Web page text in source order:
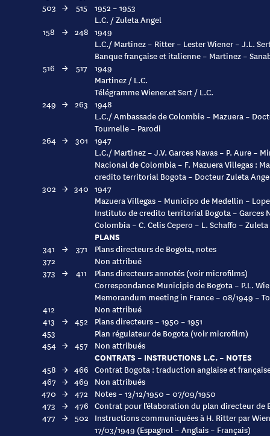
503 → 515
1952 – 1953
L.C. / Zuleta Angel
158
→ 248 1949
L.C./ Martinez – Ritter – Lester Wiener – J.L.
Banque française et italienne – Martinez –
516
→ 517
1949
Martinez / L.C.
Télégramme Wiener.et Sert / L.C.
249 → 263 1948
L.C./ Ambassade de Colombie – Mazuera –
Tournelle – Parodi
264 → 301 1947
L.C./ Martinez – J.V. Garces Navas – P. Aure –
Nacional de Colombia – F. Mazuera Villegas :
credito territorial Bogota – Docteur Zuleta
302 → 340 1947
Mazuera Villegas – Municipo de Medellin –
Instituto de credito territorial Bogota – Garces
Colombia – C. Celis Cepero – L. Schaffo –
PLANS
341 → 371
Plans directeurs de Bogota, notes
372
Non attribué
373 → 411
Plans directeurs annotés (voir microfilms)
Correspondance Municipio de Bogota – P.L.
Memorandum meeting in France – 08/1949 –
412
Non attribué
413
→ 452 Plans directeurs – 1950 – 1951
453
Plan régulateur de Bogota (voir microfilm)
454 → 457 Non attribués
CONTRATS – INSTRUCTIONS L.C. – NOTES
458 → 466 Contrat Bogota : traduction anglaise et
467 → 469 Non attribués
470 → 472 Notes – 13/12/1950 – 07/09/1950
473 → 476 Contrat pour l’élaboration du plan directeur de
477 → 502 Instructions communiquées à H. Ritter par
17/03/1949 (Espagnol – Anglais – Français)